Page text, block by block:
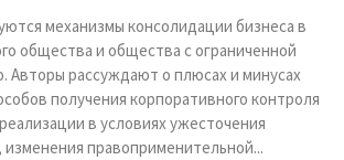
механизмы консолидации бизнеса в
общества и общества с ограниченной
Авторы рассуждают о плюсах и минусах
получения корпоративного контроля
в условиях ужесточения
изменения правоприменительной...